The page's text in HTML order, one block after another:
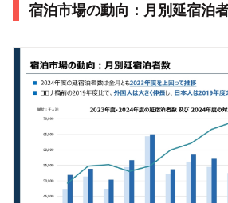
宿泊市場の動向：月別延宿泊